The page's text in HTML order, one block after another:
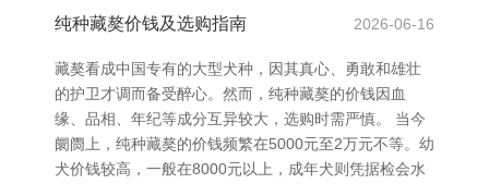
纯种藏獒价钱及选购指南 2026-06-16
藏獒看成中国专有的大型犬种，因其真心、勇敢和雄壮
的护卫才调而备受醉心。然而，纯种藏獒的价钱因血
缘、品相、年纪等成分互异较大，选购时需严慎。 当今
阛阓上，纯种藏獒的价钱频繁在5000元至2万元不等。幼
犬价钱较高，一般在8000元以上，成年犬则凭据检会水